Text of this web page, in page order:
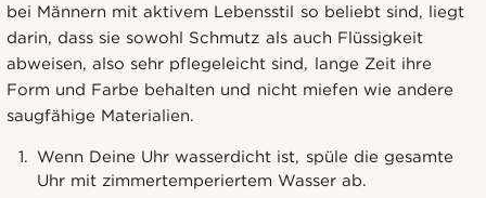
bei Männern mit aktivem Lebensstil so beliebt sind, liegt
darin, dass sie sowohl Schmutz als auch Flüssigkeit
abweisen, also sehr pflegeleicht sind, lange Zeit ihre
Form und Farbe behalten und nicht miefen wie andere
saugfähige Materialien.
Wenn Deine Uhr wasserdicht ist, spüle die gesamte
Uhr mit zimmertemperiertem Wasser ab.